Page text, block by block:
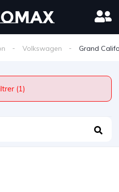
Volkswagen Grand
Filtrer (1)